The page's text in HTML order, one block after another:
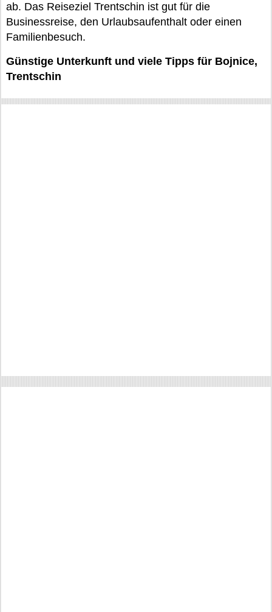
ab. Das Reiseziel Trentschin ist gut für die
Businessreise, den Urlaubsaufenthalt oder einen
Familienbesuch.
Günstige Unterkunft und viele Tipps für Bojnice,
Trentschin